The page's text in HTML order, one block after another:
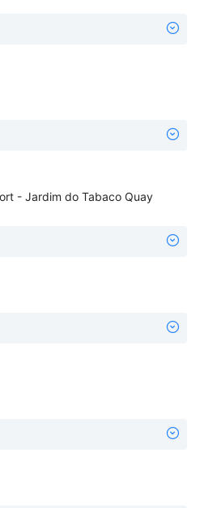
- Jardim do Tabaco Quay